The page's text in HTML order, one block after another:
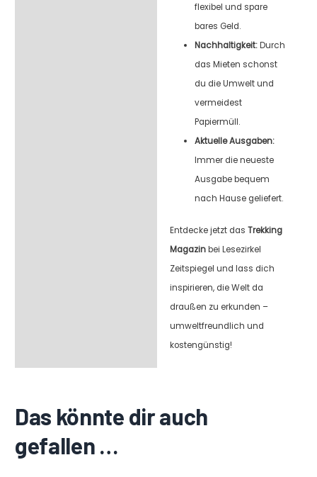
flexibel und spare
bares Geld.
Nachhaltigkeit:Durch
das Mieten schonst
du die Umwelt und
vermeidest
Papiermüll.
Aktuelle Ausgaben:
Immer die neueste
Ausgabe bequem
nach Hause geliefert.
Entdecke jetzt das Trekking
Magazinbei Lesezirkel
Zeitspiegel und lass dich
inspirieren, die Welt da
draußen zu erkunden –
umweltfreundlich und
kostengünstig!
Das könnte dir auch
gefallen …